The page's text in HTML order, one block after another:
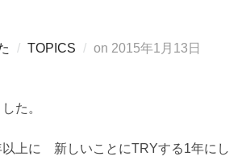
TOPICS on 投
2015年1月13日
た。
上に 新しいことにTRYする1年にし